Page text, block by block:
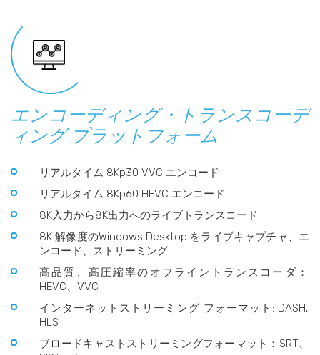
エンコーディング・トランスコーデ
ィング プラットフォーム
リアルタイム 8Kp30 VVC エンコード
リアルタイム 8Kp60 HEVC エンコード
8K入力から8K出力へのライブトランスコード
8K 解像度のWindows Desktop をライブキャプチャ、エ
ンコード、ストリーミング
高品質、高圧縮率のオフライントランスコーダ：
HEVC、VVC
インターネットストリーミング フォーマット: DASH,
HLS
ブロードキャストストリーミングフォーマット：SRT、